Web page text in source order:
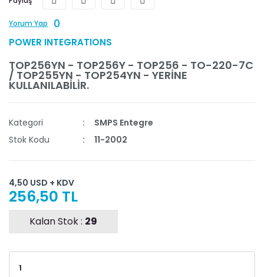
Yorum Yap 0
POWER INTEGRATIONS
TOP256YN - TOP256Y - TOP256 - TO-220-7C
/ TOP255YN - TOP254YN - YERİNE
KULLANILABİLİR.
Kategori
SMPS Entegre
Stok Kodu
11-2002
4,50 USD + KDV
256,50 TL
Kalan Stok : 29